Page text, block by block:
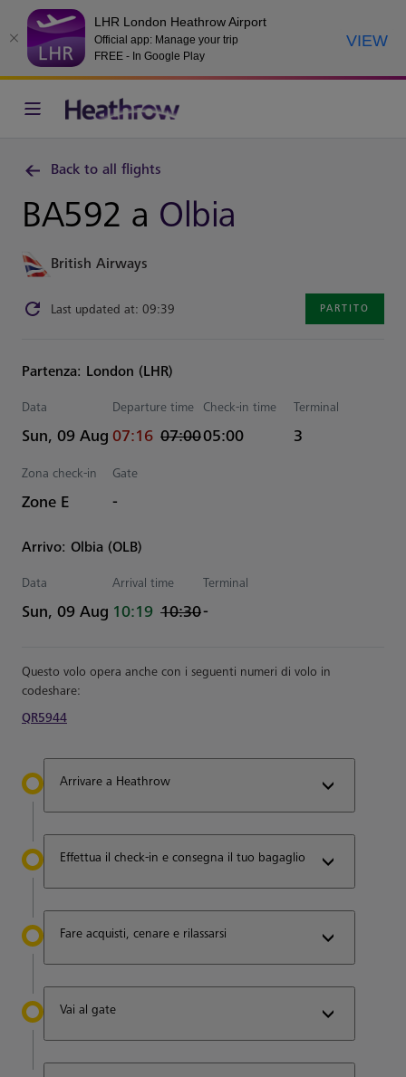
LHR London Heathrow Airport
Official app: Manage your trip
FREE - In Google Play
VIEW
Back to all flights
BA592 a Olbia
British Airways
Last updated at: 09:39 PARTITO
Partenza: London (LHR)
Data
Sun, 09 Aug
Departure time
actual Tempo
07:16
Estimated Tempo
07:00
Check-in time
05:00
Terminal
3
Zona check-in
Zone E
Gate
-
Arrivo: Olbia (OLB)
Data
Sun, 09 Aug
Arrival time
actual Tempo
10:19
Estimated Tempo
10:30
Terminal
-
Questo volo opera anche con i seguenti numeri di volo in
codeshare:
QR5944
Arrivare a Heathrow
Effettua il check-in e consegna il tuo bagaglio
Fare acquisti, cenare e rilassarsi
Vai al gate